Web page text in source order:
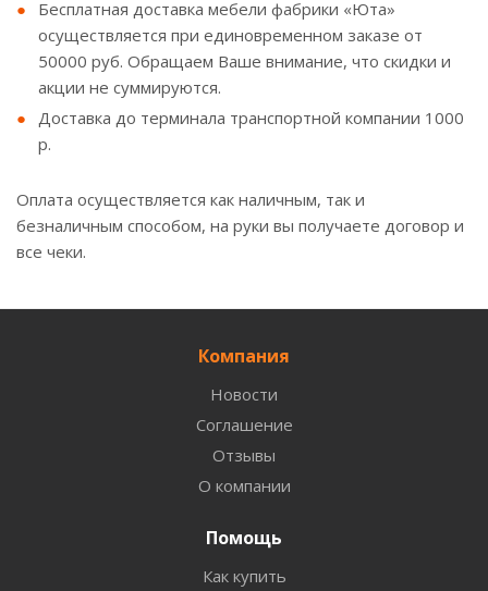
Бесплатная доставка мебели фабрики «Юта»
осуществляется при единовременном заказе от
50000 руб. Обращаем Ваше внимание, что скидки и
акции не суммируются.
Доставка до терминала транспортной компании 1000
р.
Оплата осуществляется как наличным, так и
безналичным способом, на руки вы получаете договор и
все чеки.
Компания
Новости
Соглашение
Отзывы
О компании
Помощь
Как купить